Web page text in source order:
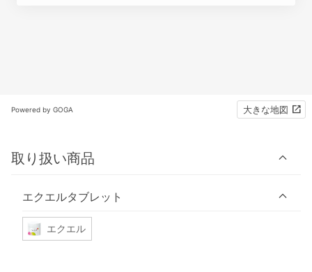
Powered by GOGA 大きな地図
取り扱い商品
エクエルタブレット
エクエル